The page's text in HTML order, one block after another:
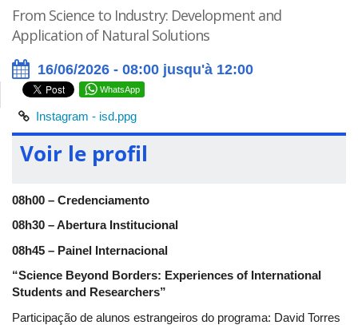
From Science to Industry: Development and
Application of Natural Solutions
16/06/2026 - 08:00 jusqu'à 12:00
WhatsApp
Instagram - isd.ppg
Voir le profil
08h00 – Credenciamento
08h30 – Abertura Institucional
08h45 – Painel Internacional
“Science Beyond Borders: Experiences of International
Students and Researchers”
Participação de alunos estrangeiros do programa: David Torres